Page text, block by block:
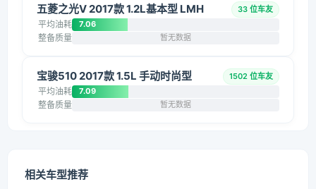
五菱之光V 2017款 1.2L基本型 LMH 33 位车友
平均油耗 7.06
整备质量 暂无数据
宝骏510 2017款 1.5L 手动时尚型 1502 位车友
平均油耗 7.09
整备质量 暂无数据
相关车型推荐